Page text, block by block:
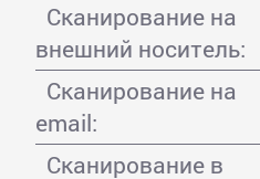
Сканирование на
внешний носитель:
Сканирование на
email:
Сканирование в